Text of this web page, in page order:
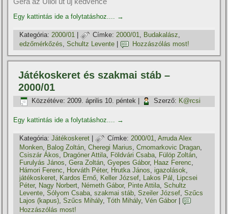
Egy kattintás ide a folytatáshoz.... →
Kategória: 2000/01 | Címke: 2000/01, Budakalász,
edzőmérkőzés,Schultz Levente Hozzászólás most!
Játékoskeret és szakmai stáb –
2000/01
Közzétéve: 2009. április 10. péntek Szerző: K@rcsi
Egy kattintás ide a folytatáshoz.... →
Kategória: Játékoskeret | Címke: 2000/01,Arruda Alex
Monken
Balog Zoltán ,Cheregi Marius ,Crnomarkovic Dragan
Csiszár Ákos
Dragóner Attila Földvári Csaba Fülöp Zoltán
Furulyás János ,Gera Zoltán ,Gyepes Gábor, Haaz Ferenc
Hámori Ferenc
Horváth Péter, Hrutka János ,igazolások
játékoskeret
Kardos Ernő Keller József Lakos Pál
Lipcsei
Péter, Nagy Norbert Németh Gábor, Pinte Attila ,Schultz
Levente ,Sólyom Csaba ,szakmai stáb ,Szeiler József ,Szűcs
Lajos (kapus),Szűcs Mihály,Tóth Mihály,Vén Gábor
Hozzászólás most!